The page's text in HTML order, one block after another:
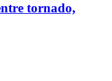
tornado,